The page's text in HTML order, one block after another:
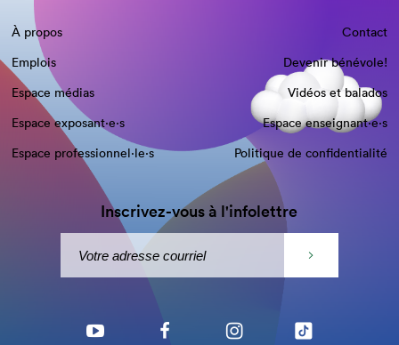
À propos
Contact
Emplois
Devenir bénévole!
Espace médias
Vidéos et balados
Espace exposant·e⋅s
Espace enseignant·e⋅s
Espace professionnel·le⋅s
Politique de confidentialité
Inscrivez-vous à l'infolettre